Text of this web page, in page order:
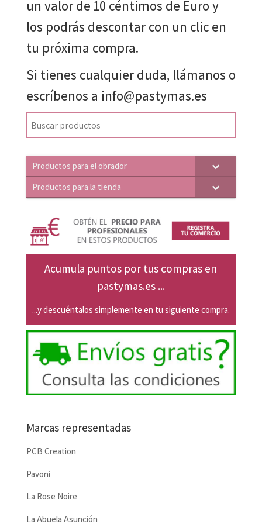
un valor de 10 céntimos de Euro y
los podrás descontar con un clic en
tu próxima compra.
Si tienes cualquier duda, llámanos o
escríbenos a info@pastymas.es
Productos para el obrador
Productos para la tienda
Acumula puntos por tus compras en
pastymas.es ...
...y descuéntalos simplemente en tu siguiente compra.
Marcas representadas
PCB Creation
Pavoni
La Rose Noire
La Abuela Asunción